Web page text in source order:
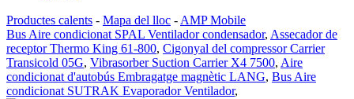
Productes calents - Mapa del lloc - AMP Mobile
Bus Aire condicionat SPAL Ventilador condensador, Assecador de
receptor Thermo King 61-800, Cigonyal del compressor Carrier
Transicold 05G, Vibrasorber Suction Carrier X4 7500, Aire
condicionat d'autobús Embragatge magnètic LANG, Bus Aire
condicionat SUTRAK Evaporador Ventilador,